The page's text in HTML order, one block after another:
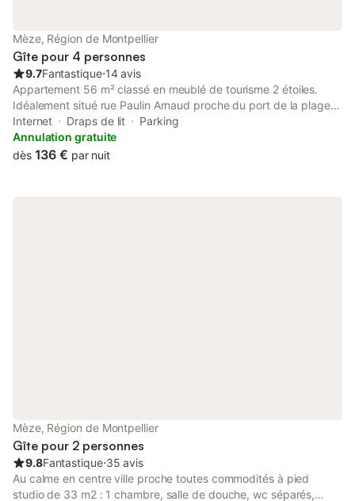
Mèze, Région de Montpellier
Gîte pour 4 personnes
9.7Fantastique⋅14 avis
Appartement 56 m² classé en meublé de tourisme 2 étoiles.
Idéalement situé rue Paulin Arnaud proche du port de la plage
des commerces et restaurants, vous pouvez tout faire à pied !
Parking gratuit à 50 m sur la place des tonneliers. Convient pour
les vacances en famille, séjour cure, déplacements
Internet Draps de lit
Parking
Annulation gratuite
dès 136 € par nuit
Mèze, Région de Montpellier
Gîte pour 2 personnes
9.8Fantastique⋅35 avis
Au calme en centre ville proche toutes commodités à pied
studio de 33 m2 : 1 chambre, salle de douche, wc séparés,